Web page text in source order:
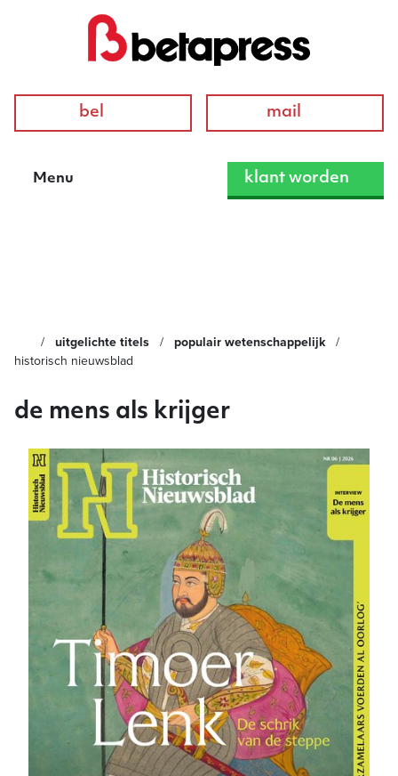
bel mail
Menu klant worden
uitgelichte titels
populair wetenschappelijk
historisch nieuwsblad
de mens als krijger